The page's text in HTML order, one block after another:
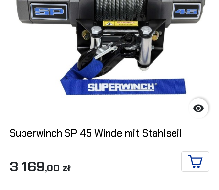

Superwinch SP 45 Winde mit Stahlseil
3 169,00 zł IN